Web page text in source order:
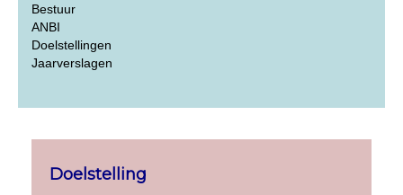
Bestuur
ANBI
Doelstellingen
Jaarverslagen
Doelstelling